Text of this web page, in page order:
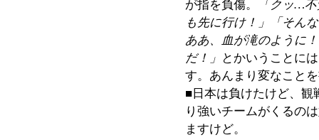
が指を負傷。
「クッ…
も先に行け！」「そん
ああ、血が滝のように
だ！」 とかいうことに
す。あんまり変なこと
■日本は負けたけど、観
り強いチームがくるの
ますけど。